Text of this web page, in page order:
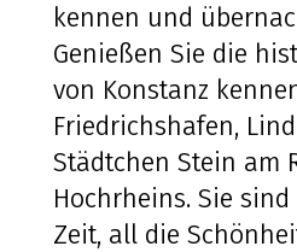
kennen und
Genießen Sie die
von Konstanz
Friedrichshafen,
Städtchen Stein am
Hochrheins. Sie
Zeit, all die